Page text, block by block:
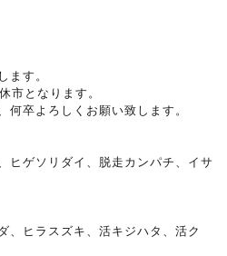
ます。
市となります。
何卒よろしくお願い致します。
ヒゲソリダイ、脱走カンパチ、イサ
、ヒラスズキ、活キジハタ、活ク